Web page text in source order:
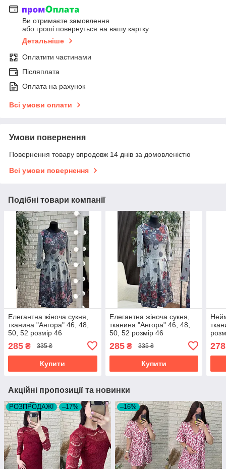
Ви отримаєте замовлення
або гроші повернуться на вашу картку
Детальніше
Оплатити частинами
Післяплата
Оплата на рахунок
Всі умови оплати
Умови повернення
Повернення товару впродовж 14 днів за домовленістю
Всі умови повернення
Подібні товари компанії
Елегантна жіноча сукня,
тканина "Ангора" 46, 48,
50, 52 розмір 46
285 ₴ 335 ₴
Купити
Елегантна жіноча сукня,
тканина "Ангора" 46, 48,
50, 52 розмір 46
285₴ 335 ₴
Купити
278
Акційні пропозиції та новинки
РОЗПРОДАЖ! –17% –16%